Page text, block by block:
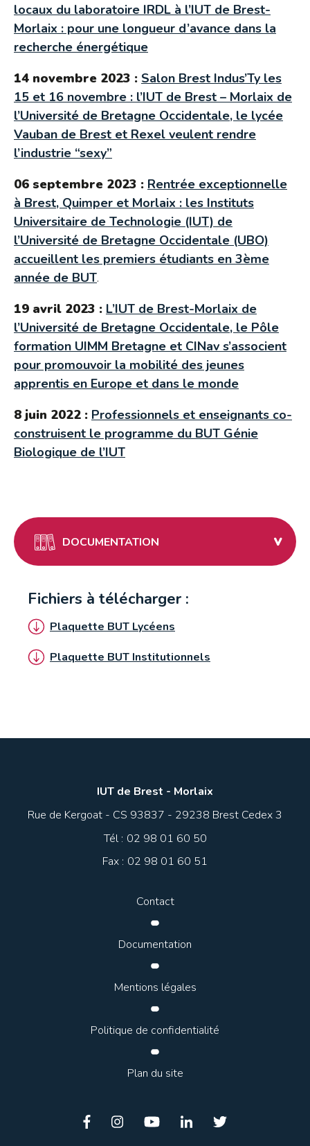
locaux du laboratoire IRDL à l’IUT de Brest-
Morlaix : pour une longueur d’avance dans la
recherche énergétique
14 novembre 2023 : Salon Brest Indus’Ty les
15 et 16 novembre : l’IUT de Brest – Morlaix de
l’Université de Bretagne Occidentale, le lycée
Vauban de Brest et Rexel veulent rendre
l’industrie “sexy”
06 septembre 2023 : Rentrée exceptionnelle
à Brest, Quimper et Morlaix : les Instituts
Universitaire de Technologie (IUT) de
l’Université de Bretagne Occidentale (UBO)
accueillent les premiers étudiants en 3ème
année de BUT.
19 avril 2023 : L’IUT de Brest-Morlaix de
l’Université de Bretagne Occidentale, le Pôle
formation UIMM Bretagne et CINav s’associent
pour promouvoir la mobilité des jeunes
apprentis en Europe et dans le monde
8 juin 2022 : Professionnels et enseignants co-
construisent le programme du BUT Génie
Biologique de l’IUT
DOCUMENTATION
Fichiers à télécharger :
Plaquette BUT Lycéens
Plaquette BUT Institutionnels
IUT de Brest - Morlaix
Rue de Kergoat - CS 93837 - 29238 Brest Cedex 3
Tél : 02 98 01 60 50
Fax : 02 98 01 60 51
Contact
Documentation
Mentions légales
Politique de confidentialité
Plan du site